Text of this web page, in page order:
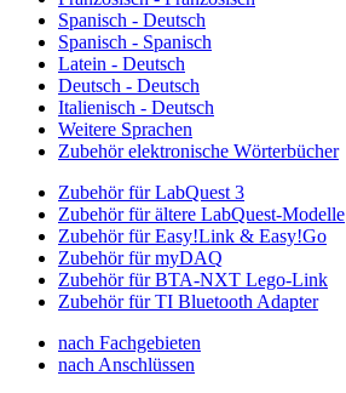
Spanisch - Deutsch
Spanisch - Spanisch
Latein - Deutsch
Deutsch - Deutsch
Italienisch - Deutsch
Weitere Sprachen
Zubehör elektronische Wörterbücher
Zubehör für LabQuest 3
Zubehör für ältere LabQuest-Modelle
Zubehör für Easy!Link & Easy!Go
Zubehör für myDAQ
Zubehör für BTA-NXT Lego-Link
Zubehör für TI Bluetooth Adapter
nach Fachgebieten
nach Anschlüssen